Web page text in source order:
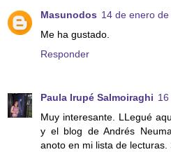
Masunodos 14 de enero
Me ha gustado.
Responder
Paula Irupé Salmoiraghi
Muy interesante. LLegué
y el blog de Andrés
anoto en mi lista de lecturas.